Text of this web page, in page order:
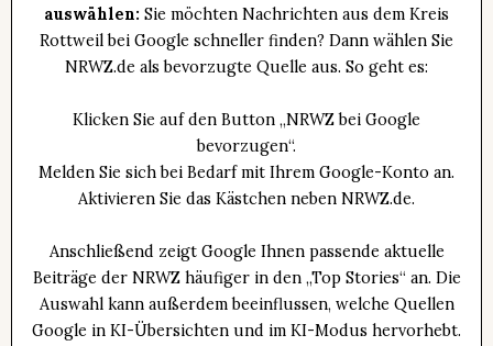
auswählen: Sie möchten Nachrichten aus dem Kreis
Rottweil bei Google schneller finden? Dann wählen Sie
NRWZ.de als bevorzugte Quelle aus. So geht es:
Klicken Sie auf den Button „NRWZ bei Google
bevorzugen“.
Melden Sie sich bei Bedarf mit Ihrem Google-Konto an.
Aktivieren Sie das Kästchen neben NRWZ.de.
Anschließend zeigt Google Ihnen passende aktuelle
Beiträge der NRWZ häufiger in den „Top Stories“ an. Die
Auswahl kann außerdem beeinflussen, welche Quellen
Google in KI-Übersichten und im KI-Modus hervorhebt.